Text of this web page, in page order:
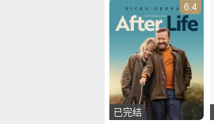
6.4
已完结